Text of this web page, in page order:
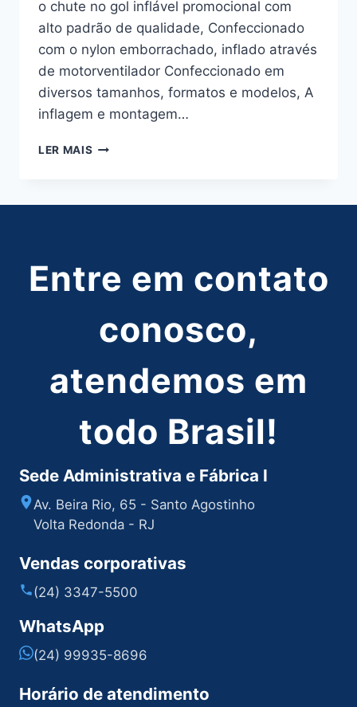
o chute no gol inflável promocional com
alto padrão de qualidade, Confeccionado
com o nylon emborrachado, inflado através
de motorventilador Confeccionado em
diversos tamanhos, formatos e modelos, A
inflagem e montagem…
LER MAIS CHUTE
Entre em contato
conosco,
atendemos em
todo Brasil!
Sede Administrativa e Fábrica I
Av. Beira Rio, 65 - Santo Agostinho
Volta Redonda - RJ
Vendas corporativas
(24) 3347-5500
WhatsApp
(24) 99935-8696
Horário de atendimento